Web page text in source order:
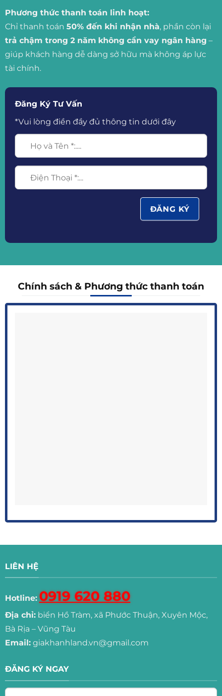
Phương thức thanh toán linh hoạt:
Chỉ thanh toán 50% đến khi nhận nhà, phần còn lại
trả chậm trong 2 năm không cần vay ngân hàng –
giúp khách hàng dễ dàng sở hữu mà không áp lực
tài chính.
Đăng Ký Tư Vấn
*Vui lòng điền đầy đủ thông tin dưới đây
Chính sách & Phương thức thanh toán
LIÊN HỆ
Hotline: 0919 620 880
Địa chỉ: biển Hồ Tràm, xã Phước Thuận, Xuyên Mộc,
Bà Rịa – Vũng Tàu
Email: giakhanhland.vn@gmail.com
ĐĂNG KÝ NGAY